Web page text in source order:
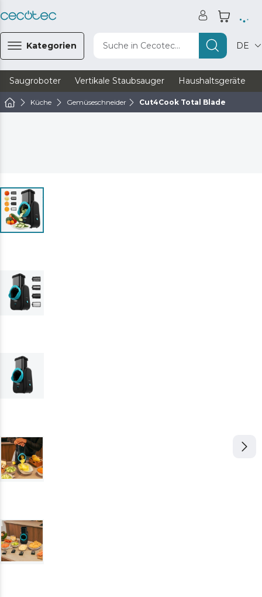
Kategorien Suche in Cecotec... DE
Saugroboter Vertikale Staubsauger Haushaltsgeräte
Küche Gemüseschneider Cut4Cook Total Blade